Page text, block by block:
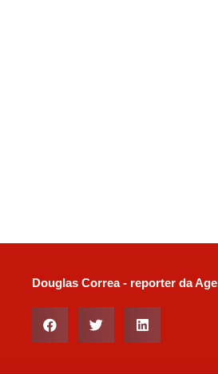
Douglas Correa - reporter da